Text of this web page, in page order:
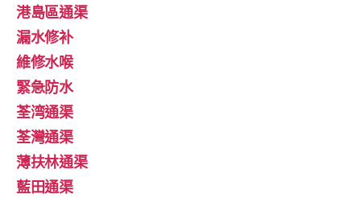
港島區通渠
漏水修补
維修水喉
緊急防水
荃湾通渠
荃灣通渠
薄扶林通渠
藍田通渠